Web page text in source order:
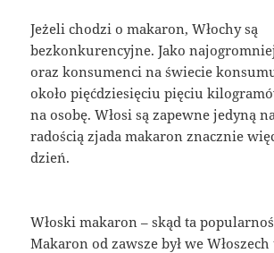
Jeżeli chodzi o makaron, Włochy są
bezkonkurencyjne. Jako
oraz konsumenci na świecie
około pięćdziesięciu pięciu
na osobę. Włosi są zapewne jedyną
radością zjada makaron znacznie
dzień.
Włoski makaron – skąd ta
Makaron od zawsze był we